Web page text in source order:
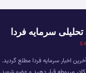
سرمایه فردا
اخبار سرمایه فردا مطلع گردید.